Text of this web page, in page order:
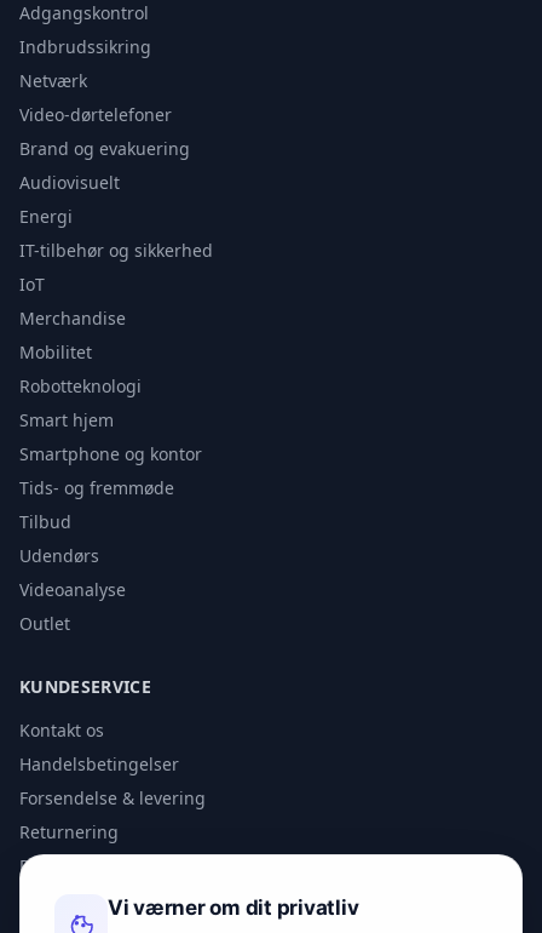
Adgangskontrol
Indbrudssikring
Netværk
Video-dørtelefoner
Brand og evakuering
Audiovisuelt
Energi
IT-tilbehør og sikkerhed
IoT
Merchandise
Mobilitet
Robotteknologi
Smart hjem
Smartphone og kontor
Tids- og fremmøde
Tilbud
Udendørs
Videoanalyse
Outlet
KUNDESERVICE
Kontakt os
Handelsbetingelser
Forsendelse & levering
Returnering
Privatlivspolitik
Vi værner om dit privatliv